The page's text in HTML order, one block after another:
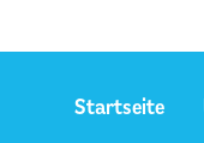
Startseite